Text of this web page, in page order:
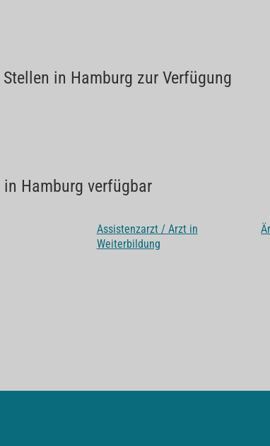
in Hamburg zur Verfügung
Hamburg verfügbar
Assistenzarzt / Arzt in
Weiterbildung